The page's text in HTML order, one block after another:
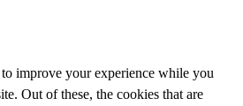
improve your experience while you
Out of these, the cookies that are